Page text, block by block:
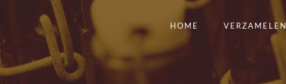
HOME VERZAMELEN